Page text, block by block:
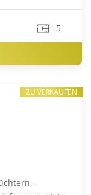
5
-
ZU VERKAUFEN